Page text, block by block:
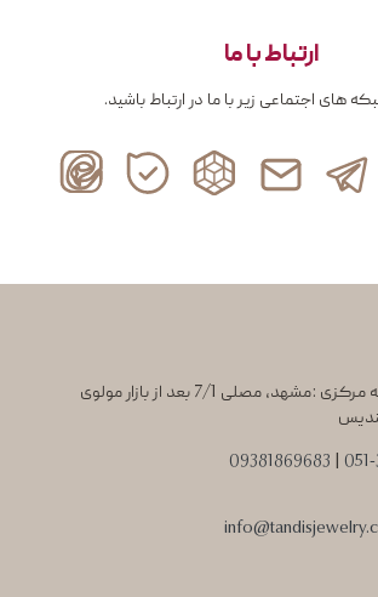
ارتباط با ما
های اجتماعی زیر با ما در ارتباط باشید.
آدرس : شعبه مرکزی :مشهد، مصلی 7/1 بعد از بازار مولوی
051-
09381869683